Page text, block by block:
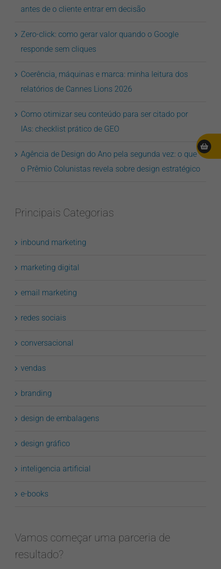
antes de o cliente entrar em decisão
Zero-click: como gerar valor quando o Google
responde sem cliques
Coerência, máquinas e marca: minha leitura dos
relatórios de Cannes Lions 2026
Como otimizar seu conteúdo para ser citado por
IAs: checklist prático de GEO
Agência de Design do Ano pela segunda vez: o que
o Prêmio Colunistas revela sobre design estratégico
Principais Categorias
inbound marketing
marketing digital
email marketing
redes sociais
conversacional
vendas
branding
design de embalagens
design gráfico
inteligencia artificial
e-books
Vamos começar uma parceria de
resultado?